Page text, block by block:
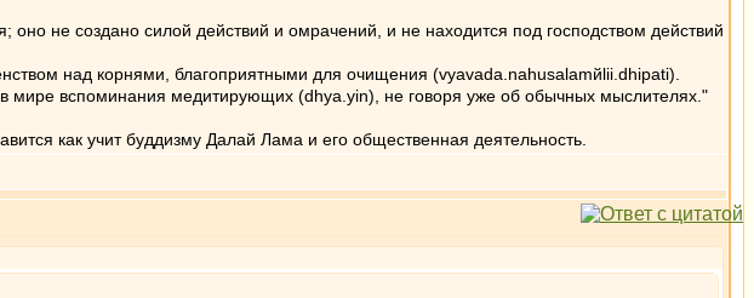
не создано силой действий и омрачений, и не находится под господством действий
над корнями, благоприятными для очищения (vyavada.nahusalamйlii.dhipati).
мире вспоминания медитирующих (dhya.yin), не говоря уже об обычных мыслителях."
как учит буддизму Далай Лама и его общественная деятельность.